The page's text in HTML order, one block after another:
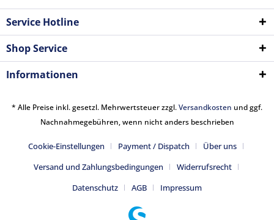
Service Hotline
Shop Service
Informationen
* Alle Preise inkl. gesetzl. Mehrwertsteuer zzgl.Versandkosten und ggf.
Nachnahmegebühren, wenn nicht anders beschrieben
Cookie-Einstellungen Payment / Dispatch
Über uns
Versand und Zahlungsbedingungen
Widerrufsrecht
Datenschutz
AGB Impressum